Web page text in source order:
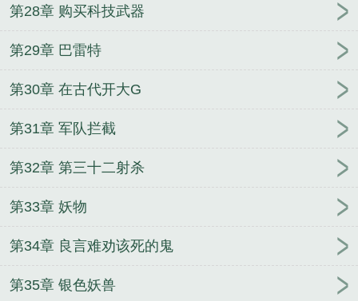
第28章 购买科技武器
第29章 巴雷特
第30章 在古代开大G
第31章 军队拦截
第32章 第三十二射杀
第33章 妖物
第34章 良言难劝该死的鬼
第35章 银色妖兽